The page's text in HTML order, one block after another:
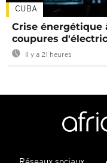
CUBA
Crise énergétique
coupures
Il y a 21 heures